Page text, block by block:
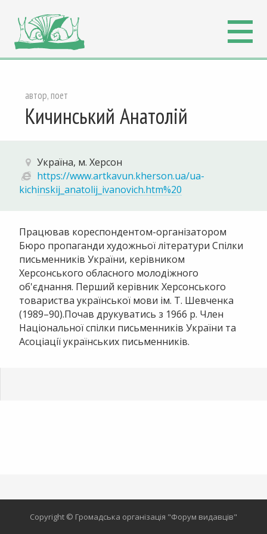
автор, поет
Кичинський Анатолій
Україна, м. Херсон
https://www.artkavun.kherson.ua/ua-
kichinskij_anatolij_ivanovich.htm%20
Працював кореспондентом-організатором
Бюро пропаганди художньої літератури Спілки
письменників України, керівником
Херсонського обласного молодіжного
об'єднання. Перший керівник Херсонського
товариства української мови ім. Т. Шевченка
(1989–90).Почав друкуватись з 1966 р. Член
Національної спілки письменників України та
Асоціації українських письменників.
Copyright © Громадська організація "Форум видавців"